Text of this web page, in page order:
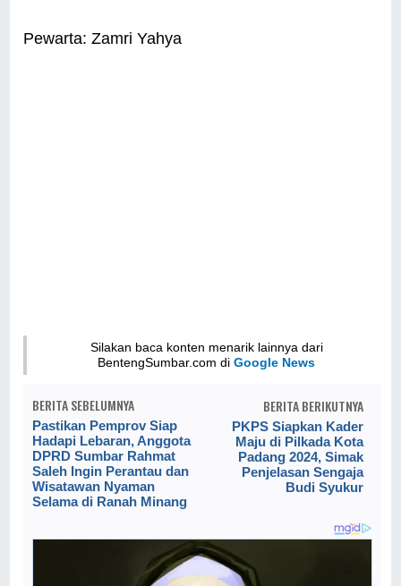
Pewarta: Zamri Yahya
Silakan baca konten menarik lainnya dari
BentengSumbar.com diGoogle News
BERITA SEBELUMNYA
Pastikan Pemprov Siap
Hadapi Lebaran, Anggota
DPRD Sumbar Rahmat
Saleh Ingin Perantau dan
Wisatawan Nyaman
Selama di Ranah Minang
BERITA BERIKUTNYA
PKPS Siapkan Kader
Maju di Pilkada Kota
Padang 2024, Simak
Penjelasan Sengaja
Budi Syukur